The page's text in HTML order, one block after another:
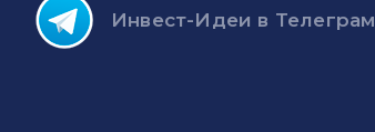
Инвест-Идеи в Телеграм